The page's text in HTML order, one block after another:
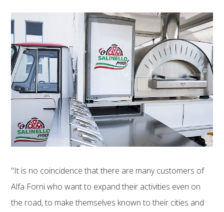
"It is no coincidence that there are many customers of
Alfa Forni who want to expand their activities even on
the road, to make themselves known to their cities and